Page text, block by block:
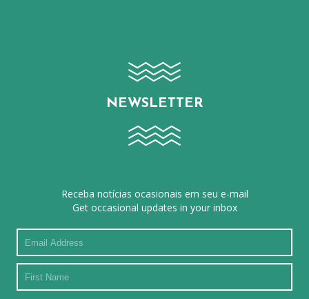
NEWSLETTER
Receba notícias ocasionais em seu e-mail
Get occasional updates in your inbox